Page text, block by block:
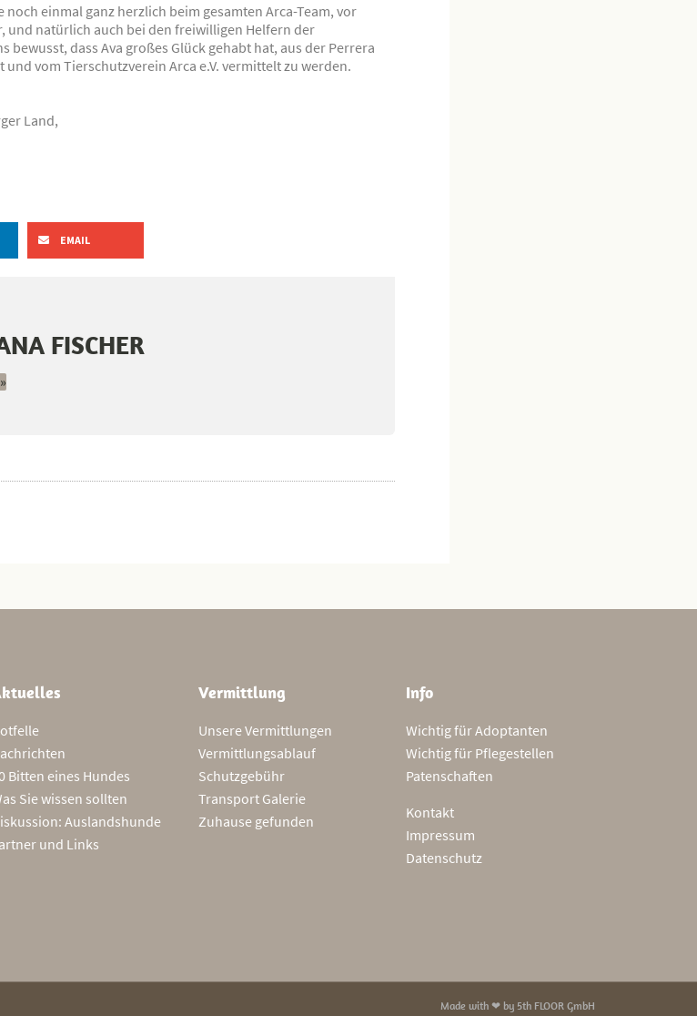
einmal ganz herzlich beim gesamten Arca-Team, vor
und natürlich auch bei den freiwilligen Helfern der
bewusst, dass Ava großes Glück gehabt hat, aus der Perrera
vom Tierschutzverein Arca e.V. vermittelt zu werden.
Land,
EMAIL
FISCHER
Bitten eines Hundes
Sie wissen sollten
Auslandshunde
und Links
Vermittlung
Unsere Vermittlungen
Vermittlungsablauf
Schutzgebühr
Transport Galerie
Zuhause gefunden
Info
Wichtig für Adoptanten
Wichtig für Pflegestellen
Patenschaften
Kontakt
Impressum
Datenschutz
Made with ❤ by 5th FLOOR GmbH